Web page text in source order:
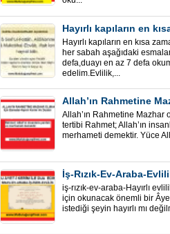
Hayırlı kapıların en kısa
her sabah aşağıdaki
defa,duayı en az 7 defa
edelim.Evlilik,...
Allah’ın Rahmetine Mazhar
tertibi Rahmet; Allah’ın
merhameti demektir. Yüce
iş-rızık-ev-araba-Hayırlı
için okunacak önemli bir
istediği şeyin hayırlı mı